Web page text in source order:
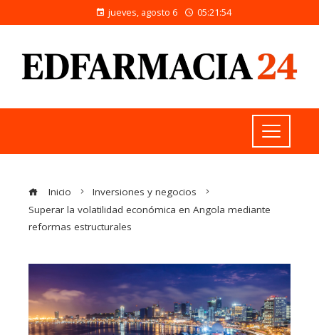
jueves, agosto 6 05:21:55
Inicio
Inversiones y negocios
Superar la volatilidad económica en Angola mediante
reformas estructurales